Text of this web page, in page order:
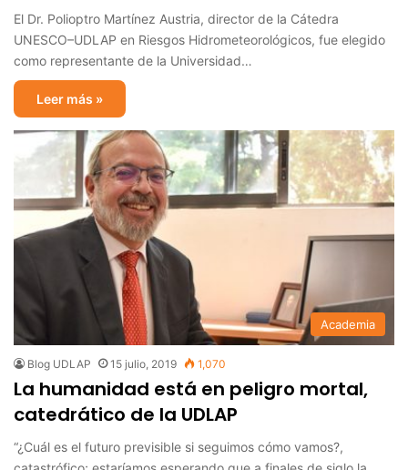
El Dr. Polioptro Martínez Austria, director de la Cátedra
UNESCO–UDLAP en Riesgos Hidrometeorológicos, fue elegido
como representante de la Universidad…
Leer más »
Academia
Blog UDLAP 15 julio, 2019 1,070
La humanidad está en peligro mortal,
catedrático de la UDLAP
“¿Cuál es el futuro previsible si seguimos cómo vamos?,